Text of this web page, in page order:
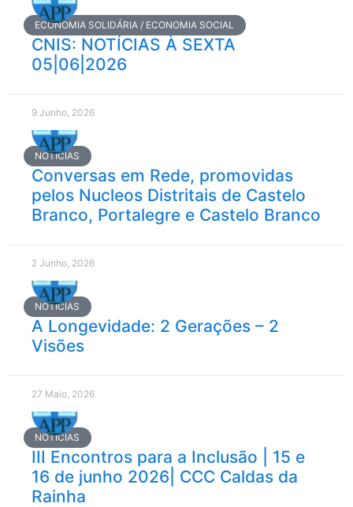
ECONOMIA SOLIDÁRIA / ECONOMIA SOCIAL
CNIS: NOTÍCIAS À SEXTA
05|06|2026
9 Junho, 2026
NOTÍCIAS
Conversas em Rede, promovidas
pelos Nucleos Distritais de Castelo
Branco, Portalegre e Castelo Branco
2 Junho, 2026
NOTÍCIAS
A Longevidade: 2 Gerações – 2
Visões
27 Maio, 2026
NOTÍCIAS
III Encontros para a Inclusão | 15 e
16 de junho 2026| CCC Caldas da
Rainha